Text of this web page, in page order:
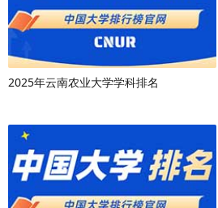
2025年云南农业大学学科排名